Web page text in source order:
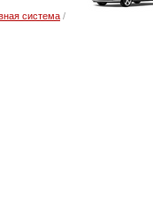
система /